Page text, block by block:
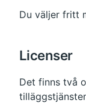
Du väljer fritt
Licenser
Det finns två